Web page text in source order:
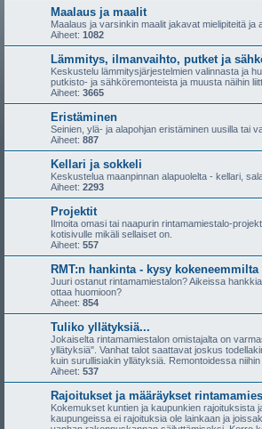
Maalaus ja maalit
Maalaus ja varsinkin maalit jakavat mielipiteitä ja
Aiheet: 1082
Lämmitys, ilmanvaihto, putket ja
Keskustelu lämmitysjärjestelmien valinnasta ja
putkisto- ja sähköremonteista ja muusta näihin
Aiheet: 3665
Eristäminen
Seinien, ylä- ja alapohjan eristäminen uusilla tai
Aiheet: 887
Kellari ja sokkeli
Keskustelua maanpinnan alapuolelta - kellari,
Aiheet: 2293
Projektit
Ilmoita omasi tai naapurin rintamamiestalo-
kotisivulle mikäli sellaiset on.
Aiheet: 557
RMT:n hankinta - kysy kokeneemmilta
Juuri ostanut rintamamiestalon? Aikeissa
ottaa huomioon?
Aiheet: 854
Tuliko yllätyksiä...
Jokaiselta rintamamiestalon omistajalta on
yllätyksiä". Vanhat talot saattavat joskus
kuin surullisiakin yllätyksiä. Remontoidessa niihin
Aiheet: 537
Rajoitukset ja määräykset
Kokemukset kuntien ja kaupunkien rajoituksista
kaupungeissa ei rajoituksia ole lainkaan ja